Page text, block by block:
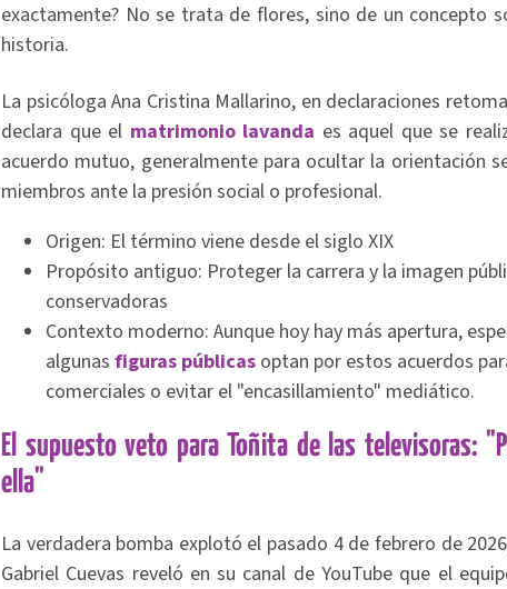
exactamente? No se trata de flores, sino de un concepto
historia.
La psicóloga Ana Cristina Mallarino, en declaraciones
declara que el matrimonio lavanda es aquel que se
acuerdo mutuo, generalmente para ocultar la orientación
miembros ante la presión social o profesional.
Origen: El término viene desde el siglo XIX
Propósito antiguo: Proteger la carrera y la imagen
conservadoras
Contexto moderno: Aunque hoy hay más apertura,
algunas figuras públicas optan por estos acuerdos
comerciales o evitar el "encasillamiento" mediático.
El supuesto veto para Toñita de las televisoras:
ella"
La verdadera bomba explotó el pasado 4 de febrero de
Gabriel Cuevas reveló en su canal de YouTube que el